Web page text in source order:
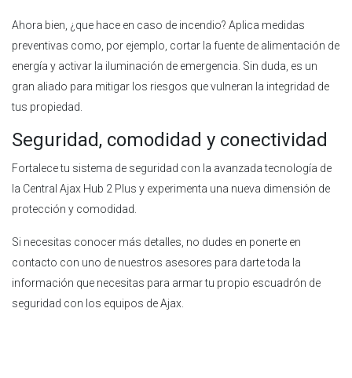
Ahora bien, ¿que hace en caso de incendio? Aplica medidas
preventivas como, por ejemplo, cortar la fuente de alimentación de
energía y activar la iluminación de emergencia. Sin duda, es un
gran aliado para mitigar los riesgos que vulneran la integridad de
tus propiedad.
Seguridad, comodidad y conectividad
Fortalece tu sistema de seguridad con la avanzada tecnología de
la Central Ajax Hub 2 Plus y experimenta una nueva dimensión de
protección y comodidad.
Si necesitas conocer más detalles, no dudes en ponerte en
contacto con uno de nuestros asesores para darte toda la
información que necesitas para armar tu propio escuadrón de
seguridad con los equipos de Ajax.